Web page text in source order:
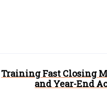
Training Fast Closing
and Year-End